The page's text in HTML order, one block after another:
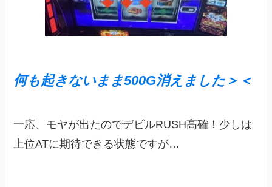
何も起きないまま500G消えました＞＜
一応、モヤが出たのでデビルRUSH高確！少しは
上位ATに期待できる状態ですが…